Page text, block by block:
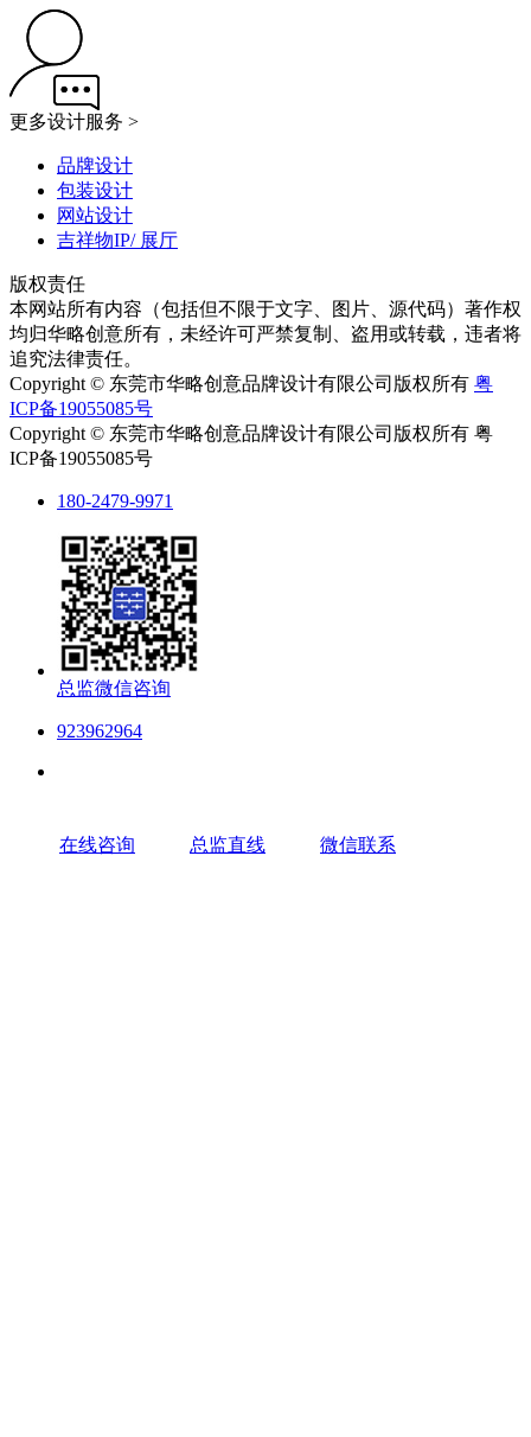
更多设计服务 >
品牌设计
包装设计
网站设计
吉祥物IP/ 展厅
版权责任
本网站所有内容（包括但不限于文字、图片、源代码）著作权
均归华略创意所有，未经许可严禁复制、盗用或转载，违者将
追究法律责任。
Copyright © 东莞市华略创意品牌设计有限公司版权所有 粤
ICP备19055085号
Copyright © 东莞市华略创意品牌设计有限公司版权所有 粤
ICP备19055085号
180-2479-9971
总监微信咨询
923962964
在线咨询 总监直线 微信联系